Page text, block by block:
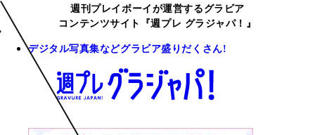
週刊プレイボーイが運営するグラビア
コンテンツサイト『週プレ グラジャパ！』
デジタル写真集などグラビア盛りだくさん!